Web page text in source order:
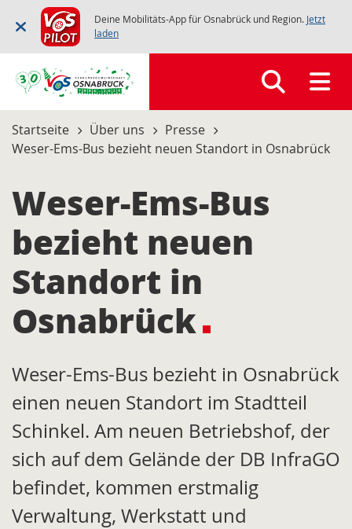
Deine Mobilitäts-App für Osnabrück und Region. Jetzt
laden
Startseite Über uns
Presse
Weser-Ems-Bus bezieht neuen Standort in Osnabrück
Weser-Ems-Bus
bezieht neuen
Standort in
Osnabrück
Weser-Ems-Bus bezieht in Osnabrück
einen neuen Standort im Stadtteil
Schinkel. Am neuen Betriebshof, der
sich auf dem Gelände der DB InfraGO
befindet, kommen erstmalig
Verwaltung, Werkstatt und